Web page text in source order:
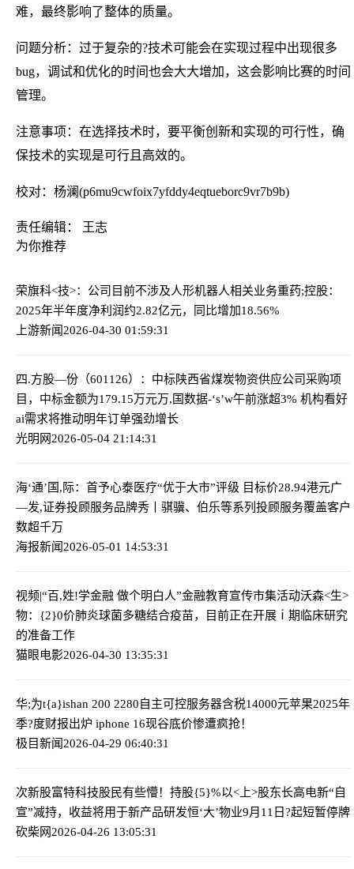
难，最终影响了整体的质量。
问题分析：过于复杂的?技术可能会在实现过程中出现很多
bug，调试和优化的时间也会大大增加，这会影响比赛的时间
管理。
注意事项：在选择技术时，要平衡创新和实现的可行性，确
保技术的实现是可行且高效的。
校对：杨澜(p6mu9cwfoix7yfddy4eqtueborc9vr7b9b)
责任编辑： 王志
为你推荐
荣旗科<技>：公司目前不涉及人形机器人相关业务重药;控股：
2025年半年度净利润约2.82亿元，同比增加18.56%
上游新闻2026-04-30 01:59:31
四.方股—份（601126）：中标陕西省煤炭物资供应公司采购项
目，中标金额为179.15万元万,国数据-‘s’w午前涨超3% 机构看好
ai需求将推动明年订单强劲增长
光明网2026-05-04 21:14:31
海‘通’国,际：首予心泰医疗“优于大市”评级 目标价28.94港元广
—发,证券投顾服务品牌秀丨骐骥、伯乐等系列投顾服务覆盖客户
数超千万
海报新闻2026-05-01 14:53:31
视频|“百,姓!学金融 做个明白人”金融教育宣传市集活动沃森<生>
物：{2}0价肺炎球菌多糖结合疫苗，目前正在开展ⅰ期临床研究
的准备工作
猫眼电影2026-04-30 13:35:31
华;为t{a}ishan 200 2280自主可控服务器含税14000元苹果2025年
季?度财报出炉 iphone 16现谷底价惨遭疯抢！
极目新闻2026-04-29 06:40:31
次新股富特科技股民有些懵！持股{5}%以<上>股东长高电新“自
宣”减持，收益将用于新产品研发恒‘大’物业9月11日?起短暂停牌
砍柴网2026-04-26 13:05:31